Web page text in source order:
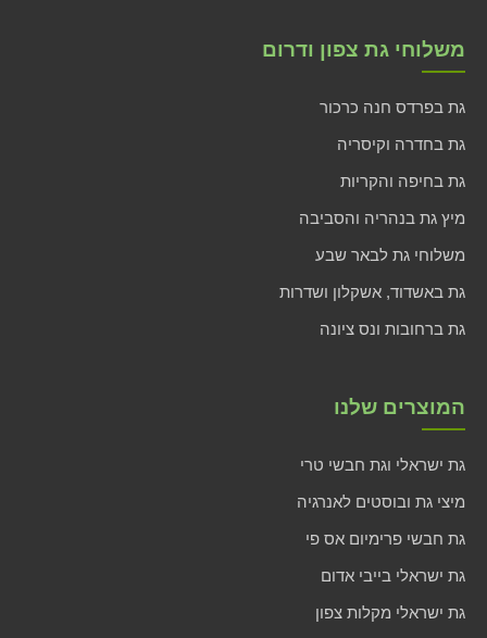
משלוחי גת צפון ודרום
גת בפרדס חנה כרכור
גת בחדרה וקיסריה
גת בחיפה והקריות
מיץ גת בנהריה והסביבה
משלוחי גת לבאר שבע
גת באשדוד, אשקלון ושדרות
גת ברחובות ונס ציונה
המוצרים שלנו
גת ישראלי וגת חבשי טרי
מיצי גת ובוסטים לאנרגיה
גת חבשי פרימיום אס פי
גת ישראלי בייבי אדום
גת ישראלי מקלות צפון